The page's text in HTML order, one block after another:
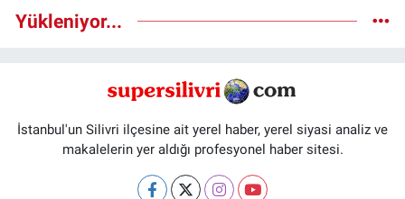
Yükleniyor...
İstanbul'un Silivri ilçesine ait yerel haber, yerel siyasi analiz ve
makalelerin yer aldığı profesyonel haber sitesi.